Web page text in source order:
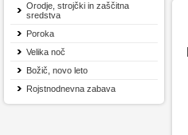
Orodje, strojčki in zaščitna
sredstva
Poroka
Velika noč
Božič, novo leto
Rojstnodnevna zabava